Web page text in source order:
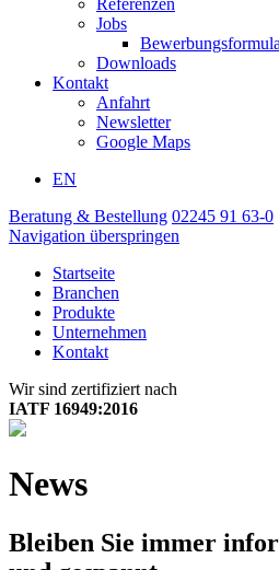
Referenzen
Jobs
Downloads
Kontakt
Anfahrt
Newsletter
Google Maps
EN
Beratung & Bestellung 02245 91 63-0
Navigation überspringen
Startseite
Branchen
Produkte
Unternehmen
Kontakt
Wir sind zertifiziert nach
IATF 16949:2016
News
Bleiben Sie immer